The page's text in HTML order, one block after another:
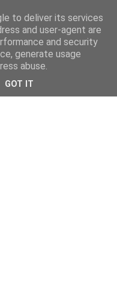
to deliver its services
and user-agent are
and security
generate usage
abuse.
GOT IT